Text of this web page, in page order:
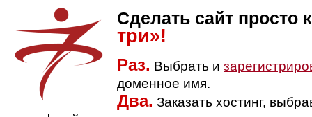
Сделать сайт просто
три»!
Раз. Выбрать и
доменное имя.
Два. Заказать хостинг,